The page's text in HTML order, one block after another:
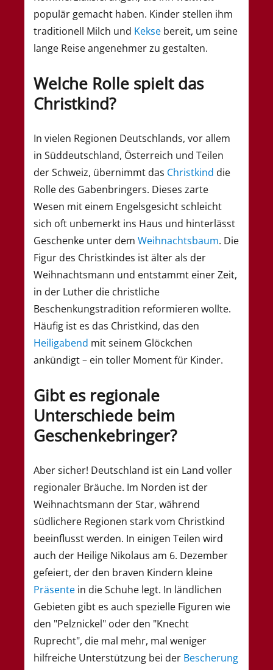
populär gemacht haben. Kinder stellen ihm
traditionell Milch und Kekse bereit, um seine
lange Reise angenehmer zu gestalten.
Welche Rolle spielt das
Christkind?
In vielen Regionen Deutschlands, vor allem
in Süddeutschland, Österreich und Teilen
der Schweiz, übernimmt das Christkind die
Rolle des Gabenbringers. Dieses zarte
Wesen mit einem Engelsgesicht schleicht
sich oft unbemerkt ins Haus und hinterlässt
Geschenke unter dem Weihnachtsbaum. Die
Figur des Christkindes ist älter als der
Weihnachtsmann und entstammt einer Zeit,
in der Luther die christliche
Beschenkungstradition reformieren wollte.
Häufig ist es das Christkind, das den
Heiligabend mit seinem Glöckchen
ankündigt – ein toller Moment für Kinder.
Gibt es regionale
Unterschiede beim
Geschenkebringer?
Aber sicher! Deutschland ist ein Land voller
regionaler Bräuche. Im Norden ist der
Weihnachtsmann der Star, während
südlichere Regionen stark vom Christkind
beeinflusst werden. In einigen Teilen wird
auch der Heilige Nikolaus am 6. Dezember
gefeiert, der den braven Kindern kleine
Präsente in die Schuhe legt. In ländlichen
Gebieten gibt es auch spezielle Figuren wie
den "Pelznickel" oder den "Knecht
Ruprecht", die mal mehr, mal weniger
hilfreiche Unterstützung bei der Bescherung